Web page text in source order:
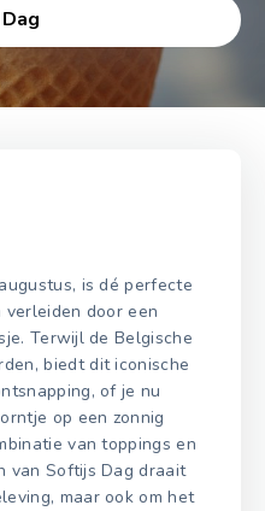
is dé perfecte
door een
Terwijl de Belgische
biedt dit iconische
of je nu
op een zonnig
van toppings en
van Softijs Dag draait
maar ook om het